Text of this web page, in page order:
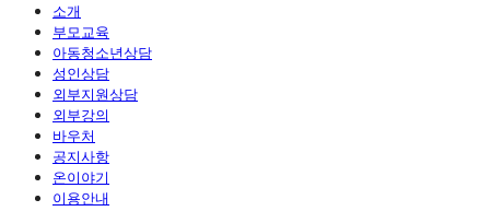
소개
부모교육
아동청소년상담
성인상담
외부지원상담
외부강의
바우처
공지사항
온이야기
이용안내